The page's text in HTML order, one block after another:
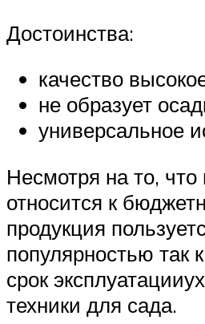
Достоинства:
качество
не образует
универсальное
Несмотря на то,
относится к
продукция
популярностью так
срок
техники для сада.